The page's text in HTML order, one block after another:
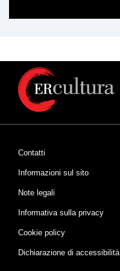
Contatti
Informazioni sul sito
Note legali
Informativa sulla privacy
Cookie policy
Dichiarazione di accessibilità